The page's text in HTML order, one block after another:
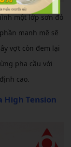
một lớp sơn đỏ
mạnh mẽ sẽ
vợt còn đem lại
pha cầu với
cao.
Tension